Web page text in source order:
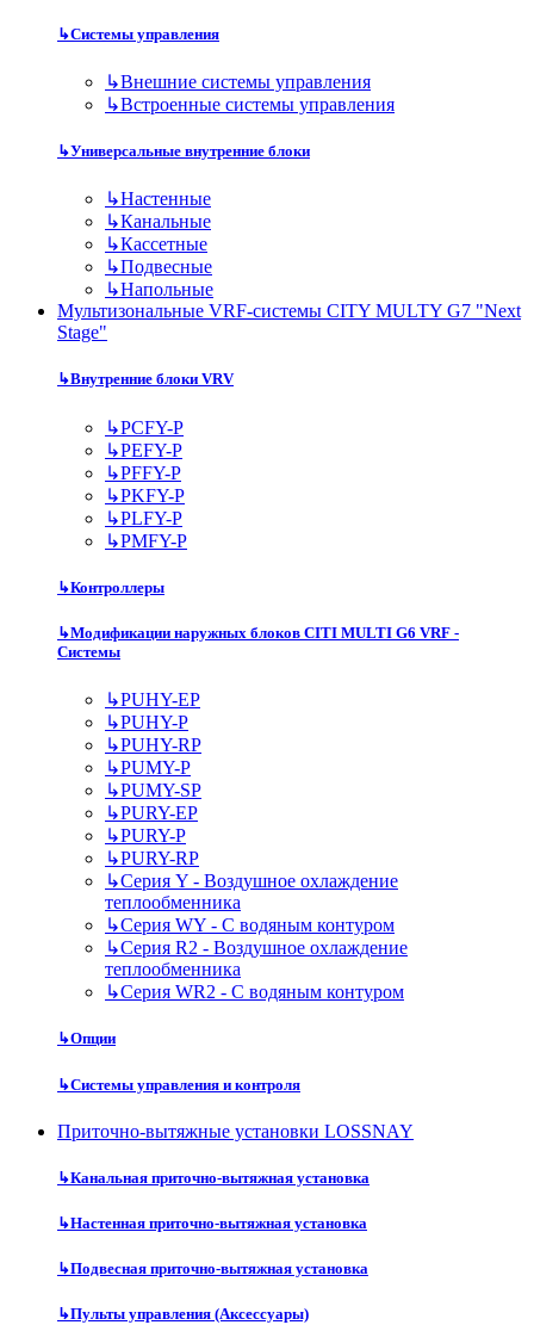
↳Системы управления
↳Внешние системы управления
↳Встроенные системы управления
↳Универсальные внутренние блоки
↳Настенные
↳Канальные
↳Кассетные
↳Подвесные
↳Напольные
Мультизональные VRF-системы CITY MULTY G7 "Next
Stage"
↳Внутренние блоки VRV
↳PCFY-P
↳PEFY-P
↳PFFY-P
↳PKFY-P
↳PLFY-P
↳PMFY-P
↳Контроллеры
↳Модификации наружных блоков CITI MULTI G6 VRF -
Системы
↳PUHY-EP
↳PUHY-P
↳PUHY-RP
↳PUMY-P
↳PUMY-SP
↳PURY-EP
↳PURY-P
↳PURY-RP
↳Серия Y - Воздушное охлаждение
теплообменника
↳Серия WY - С водяным контуром
↳Серия R2 - Воздушное охлаждение
теплообменника
↳Серия WR2 - С водяным контуром
↳Опции
↳Системы управления и контроля
Приточно-вытяжные установки LOSSNAY
↳Канальная приточно-вытяжная установка
↳Настенная приточно-вытяжная установка
↳Подвесная приточно-вытяжная установка
↳Пульты управления (Аксессуары)